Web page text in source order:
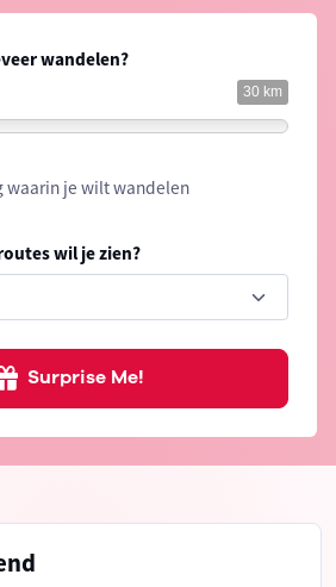
wandelen?
30 km
waarin je wilt wandelen
wil je zien?
Surprise Me!